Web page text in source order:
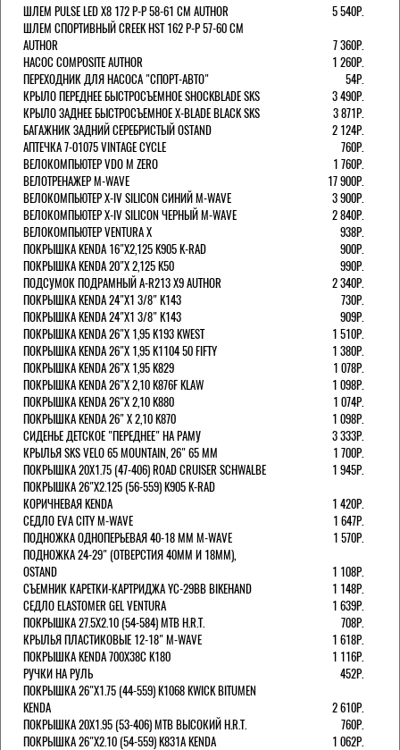
ШЛЕМ PULSE LED X8 172 Р-Р 58-61 СМ AUTHOR
5 540Р.
ШЛЕМ СПОРТИВНЫЙ CREEK HST 162 Р-Р 57-60 СМ
AUTHOR
7 360Р.
НАСОС COMPOSITE AUTHOR
1 260Р.
ПЕРЕХОДНИК ДЛЯ НАСОСА "СПОРТ-АВТО"
54Р.
КРЫЛО ПЕРЕДНЕЕ БЫСТРОСЪЕМНОЕ SHOCKBLADE SKS
3 490Р.
КРЫЛО ЗАДНЕЕ БЫСТРОСЪЕМНОЕ X-BLADE BLACK SKS
3 871Р.
БАГАЖНИК ЗАДНИЙ СЕРЕБРИСТЫЙ OSTAND
2 124Р.
АПТЕЧКА 7-01075 VINTAGE CYCLE
760Р.
ВЕЛОКОМПЬЮТЕР VDO M ZERO
1 760Р.
ВЕЛОТРЕНАЖЕР M-WAVE
17 900Р.
ВЕЛОКОМПЬЮТЕР X-IV SILICON СИНИЙ M-WAVE
3 900Р.
ВЕЛОКОМПЬЮТЕР X-IV SILICON ЧЕРНЫЙ M-WAVE
2 840Р.
ВЕЛОКОМПЬЮТЕР VENTURA Х
938Р.
ПОКРЫШКА KENDA 16"Х2,125 K905 K-RAD
900Р.
ПОКРЫШКА KENDA 20"Х 2,125 K50
990Р.
ПОДСУМОК ПОДРАМНЫЙ A-R213 X9 AUTHOR
2 340Р.
ПОКРЫШКА KENDA 24"Х1 3/8" K143
730Р.
ПОКРЫШКА KENDA 24"Х1 3/8" K143
909Р.
ПОКРЫШКА KENDA 26"Х 1,95 K193 KWEST
1 510Р.
ПОКРЫШКА KENDA 26"Х 1,95 K1104 50 FIFTY
1 380Р.
ПОКРЫШКА KENDA 26"Х 1,95 K829
1 078Р.
ПОКРЫШКА KENDA 26"Х 2,10 K876F KLAW
1 098Р.
ПОКРЫШКА KENDA 26"Х 2,10 K880
1 074Р.
ПОКРЫШКА KENDA 26" Х 2,10 K870
1 098Р.
СИДЕНЬЕ ДЕТСКОЕ "ПЕРЕДНЕЕ" НА РАМУ
3 333Р.
КРЫЛЬЯ SKS VELO 65 MOUNTAIN, 26" 65 ММ
1 700Р.
ПОКРЫШКА 20X1.75 (47-406) ROAD CRUISER SCHWALBE
1 945Р.
ПОКРЫШКА 26"Х2.125 (56-559) K905 K-RAD
КОРИЧНЕВАЯ KENDA
1 420Р.
СЕДЛО EVA CITY M-WAVE
1 647Р.
ПОДНОЖКА ОДНОПЕРЬЕВАЯ 40-18 ММ M-WAVE
1 570Р.
ПОДНОЖКА 24-29" (ОТВЕРСТИЯ 40ММ И 18ММ),
OSTAND
1 108Р.
СЪЕМНИК КАРЕТКИ-КАРТРИДЖА YC-29BB BIKEHAND
1 148Р.
СЕДЛО ELASTOMER GEL VENTURA
1 639Р.
ПОКРЫШКА 27.5X2.10 (54-584) MTB H.R.T.
708Р.
КРЫЛЬЯ ПЛАСТИКОВЫЕ 12-18" M-WAVE
1 618Р.
ПОКРЫШКА KENDA 700Х38С K180
1 116Р.
РУЧКИ НА РУЛЬ
452Р.
ПОКРЫШКА 26"Х1.75 (44-559) K1068 KWICK BITUMEN
KENDA
2 610Р.
ПОКРЫШКА 20X1.95 (53-406) MTB ВЫСОКИЙ H.R.T.
760Р.
ПОКРЫШКА 26"Х2.10 (54-559) K831A KENDA
1 062Р.